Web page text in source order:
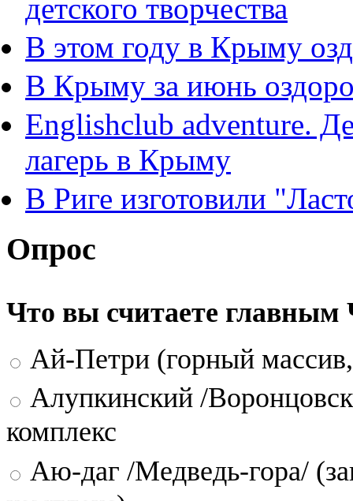
детского творчества
В этом году в Крыму
В Крыму за июнь
Englishclub adventure.
лагерь в Крыму
В Риге изготовили
Опрос
Что вы считаете
Ай-Петри (горный
Алупкинский /
комплекс
Аю-даг /Медведь-гора/